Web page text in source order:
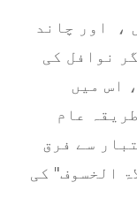
، اور چاند
نوافل کی
اس میں
عام
سے فرق
الخسوف" کی